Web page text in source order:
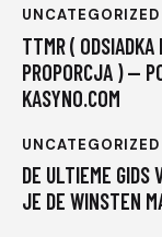
UNCATEGORIZED
TTMR ( ODSIADKA
PROPORCJA ) —
KASYNO.COM
UNCATEGORIZED
DE ULTIEME GIDS
JE DE WINSTEN